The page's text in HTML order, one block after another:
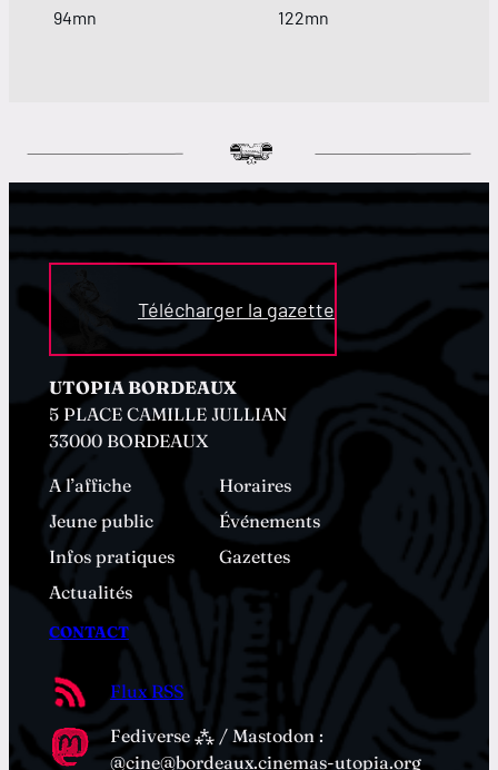
94mn
122mn
Télécharger la gazette
UTOPIA BORDEAUX
5 PLACE CAMILLE JULLIAN
33000 BORDEAUX
A l’affiche
Horaires
Jeune public
Événements
Infos pratiques
Gazettes
Actualités
CONTACT
Flux RSS
Fediverse ⁂ / Mastodon :
@cine@bordeaux.cinemas-utopia.org